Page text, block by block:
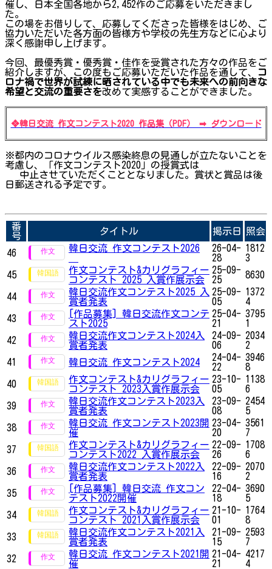
催し、日本全国各地から2,452作のご応募をいただきまし
た。
この場をお借りして、応募してくださった皆様をはじめ、ご
協力いただいた各方面の皆様方や学校の先生方などに心より
深く感謝申し上げます。
今回、最優秀賞・優秀賞・佳作を受賞された方々の作品をご
紹介しますが、この度もご応募いただいた作品を通して、
コ
ロナ禍で世界が試練に晒されている中でも未来への前向きな
希望と交流の重要さを改めて実感することができました。
❖韓日交流 作文コンテスト2020 作品集（PDF） ➡ ダウンロード
※都内のコロナウイルス感染終息の見通しが立たないことを
考慮し、「作文コンテスト2020」の授賞式は
中止させていただくこととなりました。賞状と賞品は後
日郵送される予定です。
番
号
タイトル 掲示日 照会
46 韓日交流 作文コンテスト2026
26-04-
28
1812
3
45
作文コンテスト&カリグラフィー
コンテスト 2025 入賞作展示会
25-09-
25
8630
44
韓日交流作文コンテスト2025 入
賞者発表
25-09-
05
1372
4
43
[作品募集] 韓日交流作文コンテ
スト2025
25-04-
21
3795
1
42
韓日交流作文コンテスト2024入
賞者発表
24-09-
06
2034
2
41
韓日交流 作文コンテスト2024
24-04-
22
3946
8
40
作文コンテスト&カリグラフィー
コンテスト 2023入賞作展示会
23-10-
05
1138
6
39
韓日交流作文コンテスト2023入
賞者発表
23-09-
08
2454
5
38
韓日交流 作文コンテスト2023開
催
23-04-
20
3561
7
37
作文コンテスト&カリグラフィー
コンテスト2022 入賞作展示会
22-09-
26
1708
6
36
韓日交流作文コンテスト2022入
賞者発表
22-09-
16
2070
2
35
[作品募集] 韓日交流 作文コン
テスト2022開催
22-04-
18
3690
5
34
作文コンテスト&カリグラフィー
コンテスト 2021入賞作展示会
21-10-
01
1764
8
33
韓日交流作文コンテスト2021入
賞者発表
21-09-
15
2593
7
32
韓日交流 作文コンテスト2021開
催
21-04-
21
4217
4